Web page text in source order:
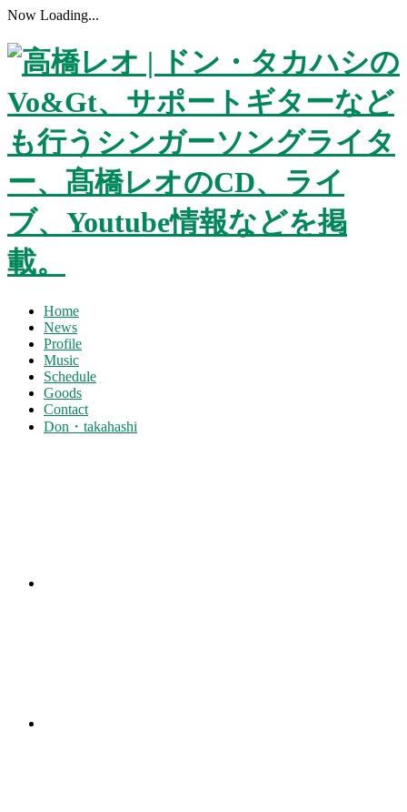
Now Loading...
Home
News
Profile
Music
Schedule
Goods
Contact
Don・takahashi